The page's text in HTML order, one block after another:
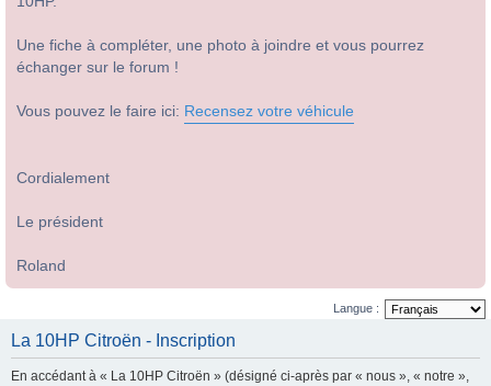
Une fiche à compléter, une photo à joindre et vous pourrez
échanger sur le forum !
Vous pouvez le faire ici: Recensez votre véhicule
Cordialement
Le président
Roland
Langue :
La 10HP Citroën - Inscription
En accédant à « La 10HP Citroën » (désigné ci-après par « nous », « notre »,